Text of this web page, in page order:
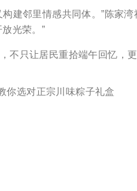
邻里情感共同体。”陈家湾
光荣。”
只让居民重拾端午回忆，更
你选对正宗川味粽子礼盒